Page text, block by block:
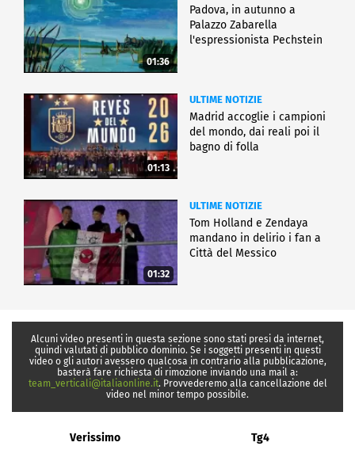
01:36
Padova, in autunno a
Palazzo Zabarella
l'espressionista Pechstein
01:13
ULTIME NOTIZIE
Madrid accoglie i campioni
del mondo, dai reali poi il
bagno di folla
01:32
ULTIME NOTIZIE
Tom Holland e Zendaya
mandano in delirio i fan a
Città del Messico
Alcuni video presenti in questa sezione sono stati presi da internet,
quindi valutati di pubblico dominio. Se i soggetti presenti in questi
video o gli autori avessero qualcosa in contrario alla pubblicazione,
basterà fare richiesta di rimozione inviando una mail a:
team_verticali@italiaonline.it. Provvederemo alla cancellazione del
video nel minor tempo possibile.
Verissimo Tg4